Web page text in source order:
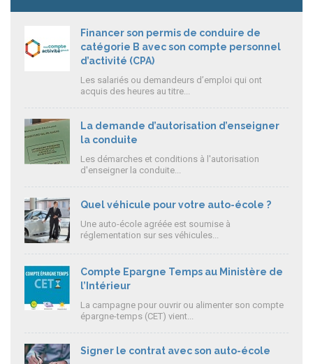
Financer son permis de conduire de
catégorie B avec son compte personnel
d’activité (CPA)
Les salariés ou demandeurs d’emploi qui ont
acquis des heures au titre...
La demande d’autorisation d’enseigner
la conduite
Les démarches et conditions à l'autorisation
d'enseigner la conduite...
Quel véhicule pour votre auto-école ?
Une auto-école agréée est soumise à
réglementation sur ses véhicules...
Compte Epargne Temps au Ministère de
l’Intérieur
La campagne pour ouvrir ou alimenter son compte
épargne-temps (CET) vient...
Signer le contrat avec son auto-école